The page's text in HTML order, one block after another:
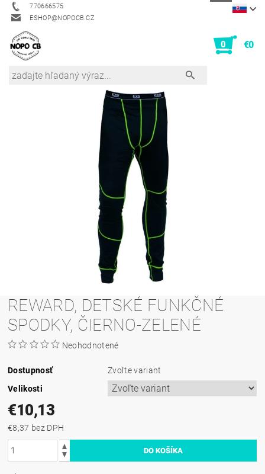
770666575
ESHOP@NOPOCB.CZ
0 €0
REWARD, DETSKÉ FUNKČNÉ
SPODKY, ČIERNO-ZELENÉ
Neohodnotené
Dostupnosť
Zvoľte variant
Velikosti
€10,13
€8,37 bez DPH